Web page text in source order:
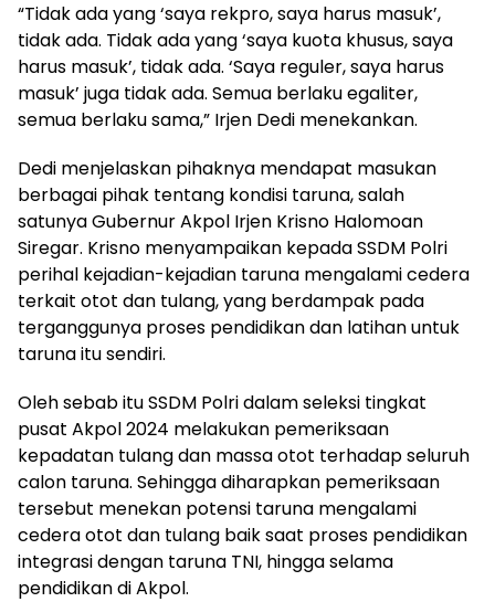
“Tidak ada yang ‘saya rekpro, saya harus masuk’,
tidak ada. Tidak ada yang ‘saya kuota khusus, saya
harus masuk’, tidak ada. ‘Saya reguler, saya harus
masuk’ juga tidak ada. Semua berlaku egaliter,
semua berlaku sama,” Irjen Dedi menekankan.
Dedi menjelaskan pihaknya mendapat masukan
berbagai pihak tentang kondisi taruna, salah
satunya Gubernur Akpol Irjen Krisno Halomoan
Siregar. Krisno menyampaikan kepada SSDM Polri
perihal kejadian-kejadian taruna mengalami cedera
terkait otot dan tulang, yang berdampak pada
terganggunya proses pendidikan dan latihan untuk
taruna itu sendiri.
Oleh sebab itu SSDM Polri dalam seleksi tingkat
pusat Akpol 2024 melakukan pemeriksaan
kepadatan tulang dan massa otot terhadap seluruh
calon taruna. Sehingga diharapkan pemeriksaan
tersebut menekan potensi taruna mengalami
cedera otot dan tulang baik saat proses pendidikan
integrasi dengan taruna TNI, hingga selama
pendidikan di Akpol.